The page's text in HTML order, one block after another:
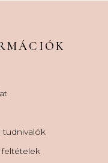
tudnivalók
feltételek